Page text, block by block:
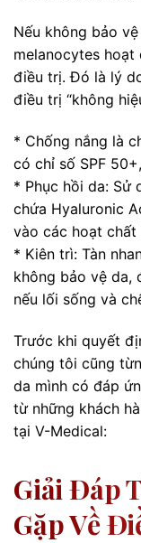
Nếu không bảo
melanocytes hoạt
điều trị. Đó là lý
điều trị “không
* Chống nắng là
có chỉ số SPF
* Phục hồi da: Sử
chứa Hyaluronic
vào các hoạt chất
* Kiên trì: Tàn
không bảo vệ da,
nếu lối sống và
Trước khi quyết
chúng tôi cũng
da mình có đáp
từ những khách
tại V-Medical:
Giải Đáp
Gặp Về